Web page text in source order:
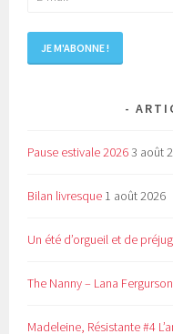
Pause estivale 20263 août
Bilan livresque 1 août 2026
Un été d’orgueil et de
The Nanny – Lana Fergurson
Madeleine, Résistante #4